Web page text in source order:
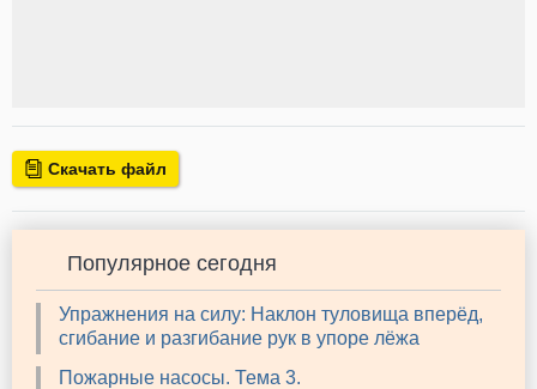
Скачать файл
Популярное сегодня
Упражнения на силу: Наклон туловища вперёд,
сгибание и разгибание рук в упоре лёжа
Пожарные насосы. Тема 3.